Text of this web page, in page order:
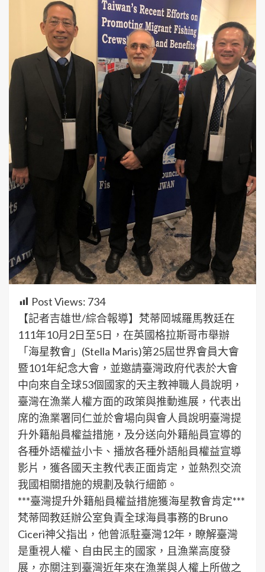
Post Views: 734
【記者吉雄世/綜合報導】梵蒂岡城羅馬教廷在
111年10月2日至5日，在英國格拉斯哥市舉辦
「海星教會」(Stella Maris)第25屆世界會員大會
暨101年紀念大會，並邀請臺灣政府代表於大會
中向來自全球53個國家的天主教神職人員說明，
臺灣在漁業人權方面的政策與推動進展，代表出
席的漁業署同仁並於會場向與會人員說明臺灣提
升外籍船員權益措施，及分送向外籍船員宣導的
各種外語權益小卡、播放各種外語船員權益宣導
影片，獲各國天主教代表正面肯定，並熱烈交流
我國相關措施的規劃及執行細節。
***臺灣提升外籍船員權益措施獲海星教會肯定***
梵蒂岡教廷辦公室負責全球海員事務的Bruno
Ciceri神父指出，他曾派駐臺灣12年，瞭解臺灣
是重視人權、自由民主的國家，且漁業高度發
展，亦關注到臺灣近年來在漁業與人權上所做之